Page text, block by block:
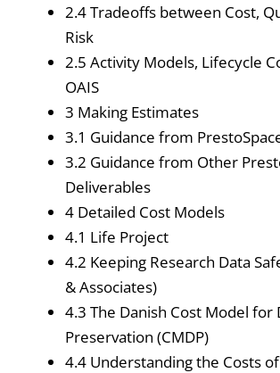
2.4 Tradeoffs between Cost,
Risk
2.5 Activity Models, Lifecycle
OAIS
3 Making Estimates
3.1 Guidance from
3.2 Guidance from Other
Deliverables
4 Detailed Cost Models
4.1 Life Project
4.2 Keeping Research Data
& Associates)
4.3 The Danish Cost Model for
Preservation (CMDP)
4.4 Understanding the Costs